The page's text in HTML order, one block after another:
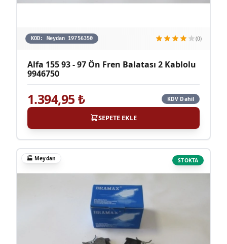
KOD: Meydan 19756350 (0)
Alfa 155 93 - 97 Ön Fren Balatası 2 Kablolu
9946750
1.394,95₺ KDV Dahil
SEPETE EKLE
STOKTA
🏭 Meydan